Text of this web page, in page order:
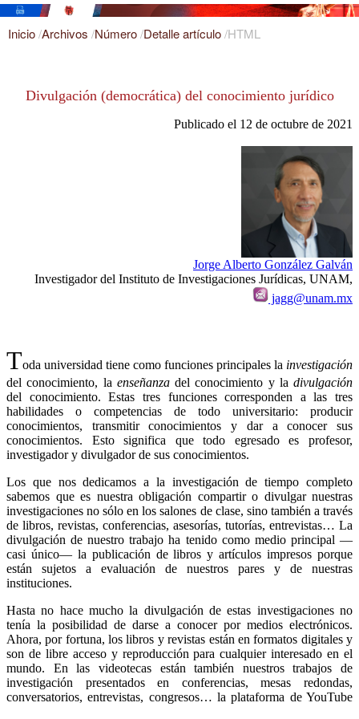
Inicio/Archivos /Número/Detalle artículo/HTML